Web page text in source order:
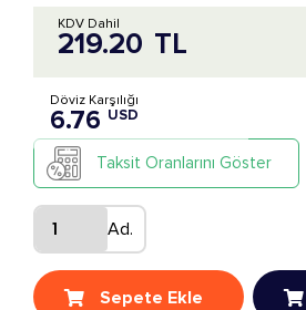
219.20 TL
KDV Dahil
Döviz Karşılığı
6.76 USD
Taksit Oranlarını Göster
Ad.
Sepete Ekle